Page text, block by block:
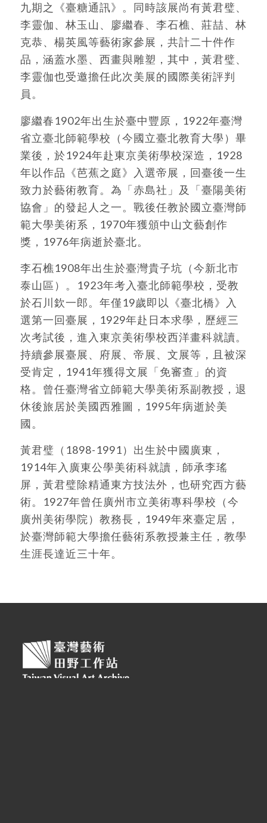
九期之《臺糖通訊》。同時該展尚有黃君璧、
李靈伽、林玉山、廖繼春、李石樵、莊喆、林
克恭、楊英風等藝術家參展，共計二十件作
品，涵蓋水墨、西畫與雕塑，其中，黃君璧、
李靈伽也受邀擔任此次美展的國際美術評判
員。
廖繼春1902年出生於臺中豐原，1922年臺灣
省立臺北師範學校（今國立臺北教育大學）畢
業後，於1924年赴東京美術學校深造，1928
年以作品《芭蕉之庭》入選帝展，回臺後一生
致力於藝術教育。為「赤島社」及「臺陽美術
協會」的發起人之一。戰後任教於國立臺灣師
範大學美術系，1970年獲頒中山文藝創作
獎，1976年病逝於臺北。
李石樵1908年出生於臺灣貴子坑（今新北市
泰山區）。1923年考入臺北師範學校，受教
於石川欽一郎。年僅19歲即以《臺北橋》入
選第一回臺展，1929年赴日本求學，歷經三
次考試後，進入東京美術學校西洋畫科就讀。
持續參展臺展、府展、帝展、文展等，且被深
受肯定，1941年獲得文展「免審查」的資
格。曾任臺灣省立師範大學美術系副教授，退
休後旅居於美國西雅圖，1995年病逝於美
國。
黃君璧（1898-1991）出生於中國廣東，
1914年入廣東公學美術科就讀，師承李瑤
屏，黃君璧除精通東方技法外，也研究西方藝
術。1927年曾任廣州市立美術專科學校（今
廣州美術學院）教務長，1949年來臺定居，
於臺灣師範大學擔任藝術系教授兼主任，教學
生涯長達近三十年。